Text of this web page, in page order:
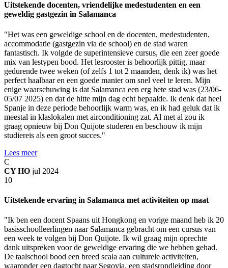
Uitstekende docenten, vriendelijke medestudenten en een
geweldig gastgezin in Salamanca
"Het was een geweldige school en de docenten, medestudenten,
accommodatie (gastgezin via de school) en de stad waren
fantastisch. Ik volgde de superintensieve cursus, die een zeer goede
mix van lestypen bood. Het lesrooster is behoorlijk pittig, maar
gedurende twee weken (of zelfs 1 tot 2 maanden, denk ik) was het
perfect haalbaar en een goede manier om snel veel te leren. Mijn
enige waarschuwing is dat Salamanca een erg hete stad was (23/06-
05/07 2025) en dat de hitte mijn dag echt bepaalde. Ik denk dat heel
Spanje in deze periode behoorlijk warm was, en ik had geluk dat ik
meestal in klaslokalen met airconditioning zat. Al met al zou ik
graag opnieuw bij Don Quijote studeren en beschouw ik mijn
studiereis als een groot succes."
Lees meer
C
CY HO jul 2024
10
Uitstekende ervaring in Salamanca met activiteiten op maat
"Ik ben een docent Spaans uit Hongkong en vorige maand heb ik 20
basisschoolleerlingen naar Salamanca gebracht om een cursus van
een week te volgen bij Don Quijote. Ik wil graag mijn oprechte
dank uitspreken voor de geweldige ervaring die we hebben gehad.
De taalschool bood een breed scala aan culturele activiteiten,
waaronder een dagtocht naar Segovia, een stadsrondleiding door